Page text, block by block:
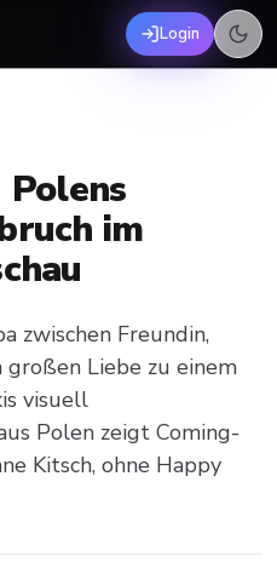
Login
im
zwischen Freundin,
Liebe zu einem
visuell
Polen zeigt Coming-
Kitsch, ohne Happy